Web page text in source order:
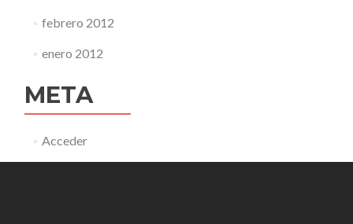
febrero 2012
enero 2012
META
Acceder